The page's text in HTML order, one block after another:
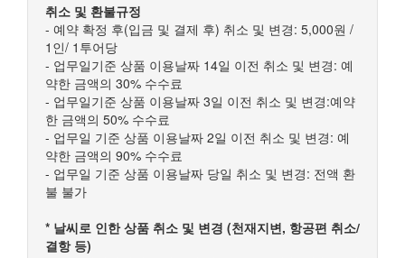
취소 및 환불규정
- 예약 확정 후(입금 및 결제 후) 취소 및 변경: 5,000원 /
1인/ 1투어당
- 업무일기준 상품 이용날짜 14일 이전 취소 및 변경: 예
약한 금액의 30% 수수료
- 업무일기준 상품 이용날짜 3일 이전 취소 및 변경:예약
한 금액의 50% 수수료
- 업무일 기준 상품 이용날짜 2일 이전 취소 및 변경: 예
약한 금액의 90% 수수료
- 업무일 기준 상품 이용날짜 당일 취소 및 변경: 전액 환
불 불가
* 날씨로 인한 상품 취소 및 변경 (천재지변, 항공편 취소/
결항 등)